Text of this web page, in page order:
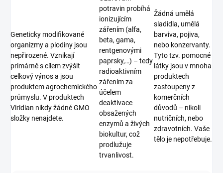
Geneticky modifikované
organizmy a plodiny jsou
nepřirozené. Vznikají
primárně s cílem zvýšit
celkový výnos a jsou
produktem agrochemického
průmyslu. V produktech
Viridian nikdy žádné GMO
složky nenajdete.
potravin probíhá
ionizujícím
zářením (alfa,
beta, gama,
rentgenovými
paprsky,…) – tedy
radioaktivním
zářením za
účelem
deaktivace
obsažených
enzymů a živých
biokultur, což
prodlužuje
trvanlivost.
Žádná umělá
sladidla, umělá
barviva, pojiva,
nebo konzervanty.
Tyto tzv. pomocné
látky jsou v mnoha
produktech
zastoupeny z
komerčních
důvodů – nikoli
nutričních, nebo
zdravotních. Vaše
tělo je nepotřebuje.